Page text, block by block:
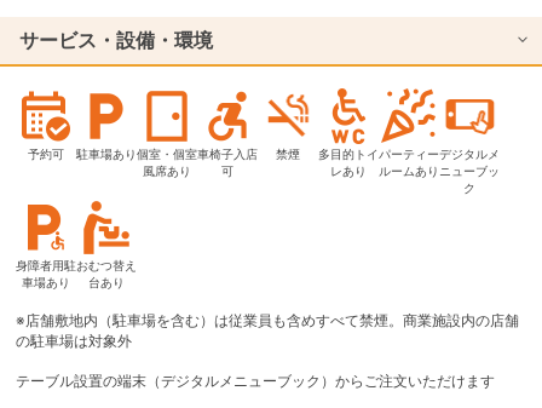
サービス・設備・環境
予約可 駐車場あり個室・個室
風席あり
車椅子入店
可
禁煙
多目的トイ
レあり
パーティー
ルームあり
デジタルメ
ニューブッ
ク
身障者用駐
車場あり
おむつ替え
台あり
※店舗敷地内（駐車場を含む）は従業員も含めすべて禁煙。商業施設内の店舗
の駐車場は対象外
テーブル設置の端末（デジタルメニューブック）からご注文いただけます